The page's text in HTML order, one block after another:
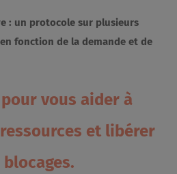
: un protocole sur plusieurs
fonction de la demande et de
pour vous aider à
et libérer
blocages.